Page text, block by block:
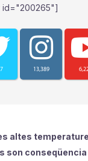
id="200265"]
13,389
altes
son conseqüencia